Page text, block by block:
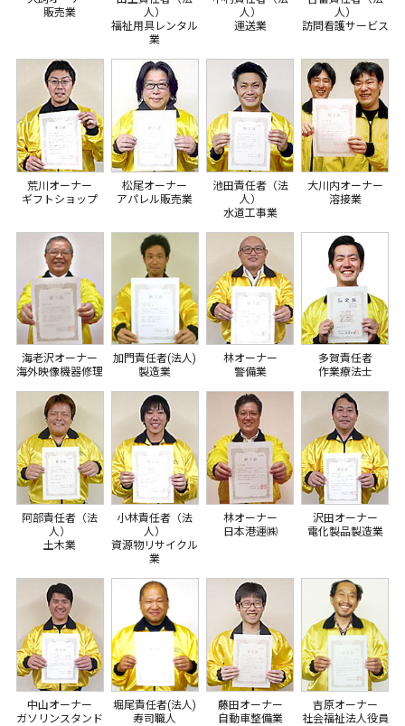
販売業
人）
福祉用具レンタル
業
人）
運送業
人）
訪問看護サービス
荒川オーナー
ギフトショップ
松尾オーナー
アパレル販売業
池田責任者（法
人）
水道工事業
大川内オーナー
溶接業
海老沢オーナー
海外映像機器修理
加門責任者(法人)
製造業
林オーナー
警備業
多賀責任者
作業療法士
阿部責任者（法
人）
土木業
小林責任者（法
人）
資源物リサイクル
業
林オーナー
日本港運㈱
沢田オーナー
電化製品製造業
中山オーナー
ガソリンスタンド
堀尾責任者(法人)
寿司職人
藤田オーナー
自動車整備業
吉原オーナー
社会福祉法人役員